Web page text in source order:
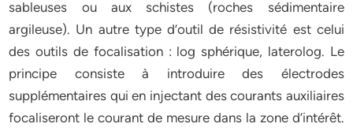
sableuses ou aux schistes (roches sédimentaire
argileuse). Un autre type d’outil de résistivité est celui
des outils de focalisation : log sphérique, laterolog. Le
principe consiste à introduire des électrodes
supplémentaires qui en injectant des courants auxiliaires
focaliseront le courant de mesure dans la zone d’intérêt.